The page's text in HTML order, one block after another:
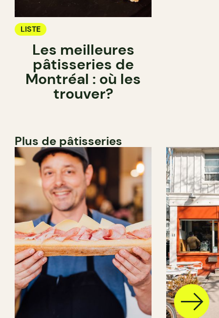
LISTE
Les meilleures
pâtisseries de
Montréal : où les
trouver?
Plus de pâtisseries